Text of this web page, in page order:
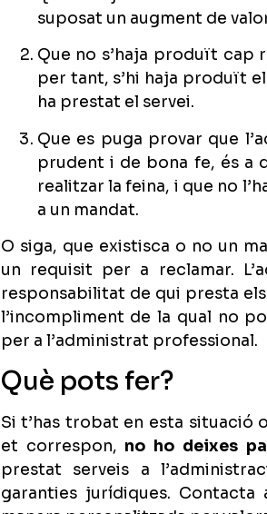
suposat un augment de
Que no s’haja produït
per tant, s’hi haja produït
ha prestat el servei.
Que es puga provar que
prudent i de bona fe, és a
realitzar la feina, i que no
a un mandat.
O siga, que existisca o no un
un requisit per a reclamar.
responsabilitat de qui presta
l’incompliment de la qual no
per a l’administrat professional.
Què pots fer?
Si t’has trobat en esta situació
et correspon, no ho deixes
prestat serveis a
garanties jurídiques.